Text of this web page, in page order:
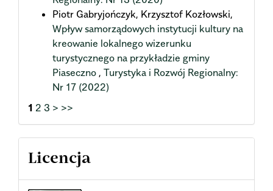
Piotr Gabryjończyk, Krzysztof Kozłowski,
Wpływ samorządowych instytucji kultury na
kreowanie lokalnego wizerunku
turystycznego na przykładzie gminy
Piaseczno , Turystyka i Rozwój Regionalny:
Nr 17 (2022)
1 2 3 > >>
Licencja